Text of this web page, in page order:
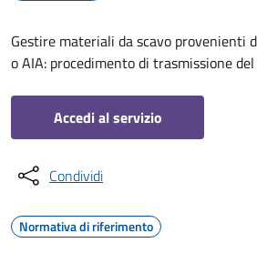
Gestire materiali da scavo provenienti
o AIA: procedimento di trasmissione
Accedi al servizio
Condividi
Normativa di riferimento